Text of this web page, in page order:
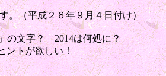
（平成２６年９月４日付け）
の文字？ 2014は何処に？
ントが欲しい！